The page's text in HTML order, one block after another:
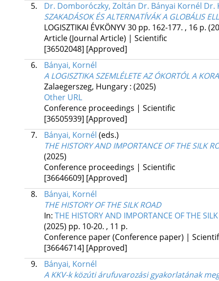
5.
Dr. Domboróczky, Zoltán Dr. Bányai Kornél Dr.
SZAKADÁSOK ÉS ALTERNATÍVÁK A GLOBÁLIS
LOGISZTIKAI ÉVKÖNYV30 pp. 162-177. , 16 p.
Article (Journal Article) | Scientific
[36502048] [Approved]
6.
Bányai, Kornél
A LOGISZTIKA SZEMLÉLETE AZ ÓKORTÓL A
Zalaegerszeg, Hungary : (2025)
Other URL
Conference proceedings | Scientific
[36505939] [Approved]
7.
Bányai, Kornél (eds.)
THE HISTORY AND IMPORTANCE OF THE SILK
(2025)
Conference proceedings | Scientific
[36646609] [Approved]
8.
Bányai, Kornél
THE HISTORY OF THE SILK ROAD
In: THE HISTORY AND IMPORTANCE OF THE
(2025) pp. 10-20. , 11 p.
Conference paper (Conference paper) |
[36646714] [Approved]
9.
Bányai, Kornél
A KKV-k közúti árufuvarozási gyakorlatának